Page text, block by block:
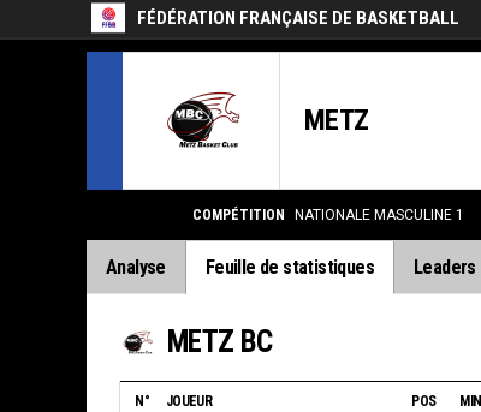
FÉDÉRATION FRANÇAISE DE BASKETBALL
METZ
COMPÉTITION NATIONALE MASCULINE 1
Analyse Feuille de statistiques Leaders
METZ BC
N° JOUEUR POS MIN